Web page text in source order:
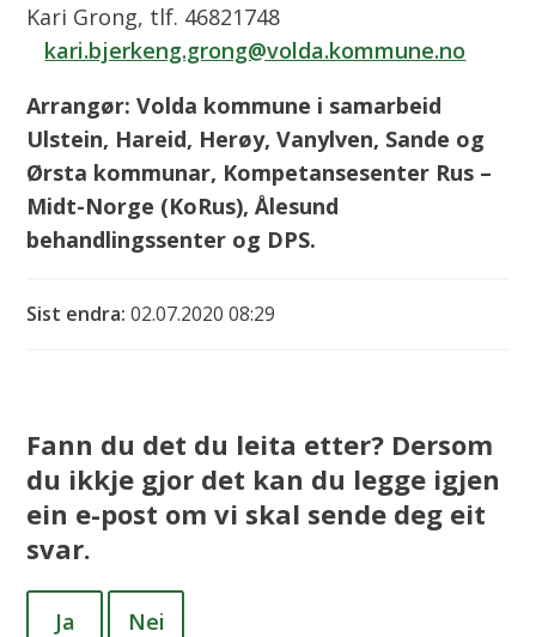
Kari Grong, tlf. 46821748
kari.bjerkeng.grong@volda.kommune.no
Arrangør: Volda kommune i samarbeid
Ulstein, Hareid, Herøy, Vanylven, Sande og
Ørsta kommunar, Kompetansesenter Rus –
Midt-Norge (KoRus), Ålesund
behandlingssenter og DPS.
Sist endra 02.07.2020 08:29
Fann du det du leita etter? Dersom
du ikkje gjor det kan du legge igjen
ein e-post om vi skal sende deg eit
svar.
Ja Nei